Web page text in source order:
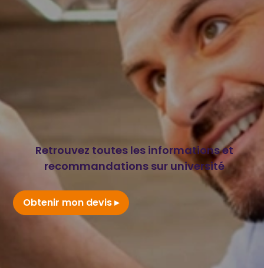
Retrouvez toutes les informations et
recommandations sur université
Obtenir mon devis